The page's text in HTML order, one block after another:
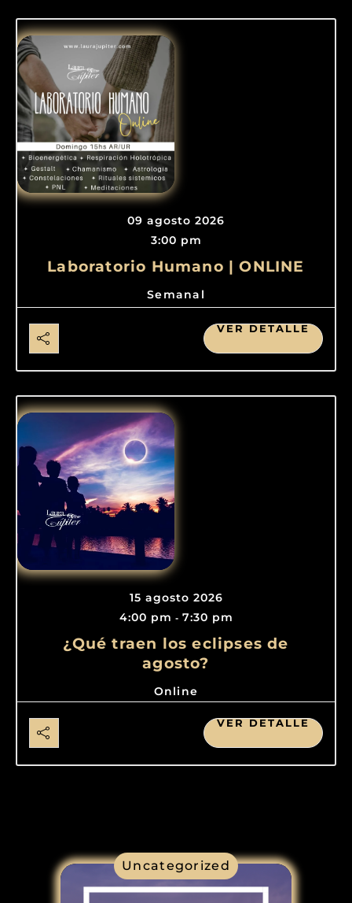
09 agosto 2026
3:00 pm
Laboratorio Humano | ONLINE
Semanal
VER DETALLE
15 agosto 2026
4:00 pm - 7:30 pm
¿Qué traen los eclipses de
agosto?
Online
VER DETALLE
Uncategorized